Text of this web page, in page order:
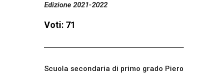
Edizione 2021-2022
Voti: 71
Scuola secondaria di primo grado Piero